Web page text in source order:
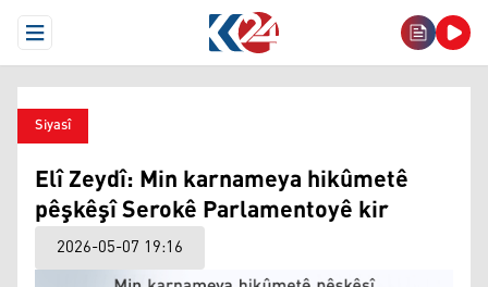
Open Menu
Siyasî
Elî Zeydî: Min karnameya hikûmetê
pêşkêşî Serokê Parlamentoyê kir
2026-05-07 19:16